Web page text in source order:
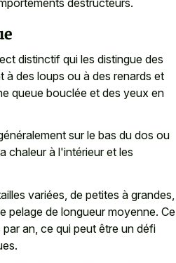
distinctif qui les distingue des
à des loups ou à des renards et
queue bouclée et des yeux en
sur le bas du dos ou
chaleur à l'intérieur et les
variées, de petites à grandes,
pelage de longueur moyenne. Ce
an, ce qui peut être un défi